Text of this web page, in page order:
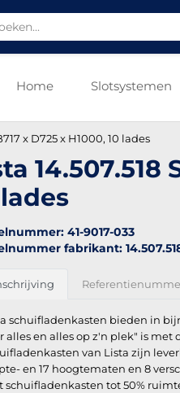
Home Slotsystemen
x D725 x H1000, 10 lades
14.507.518
41-9017-033
fabrikant:
schuifladenkasten bieden in
alles en alles op z'n plek" is
van Lista zijn
en 17 hoogtematen en 8
schuifladenkasten tot 50%